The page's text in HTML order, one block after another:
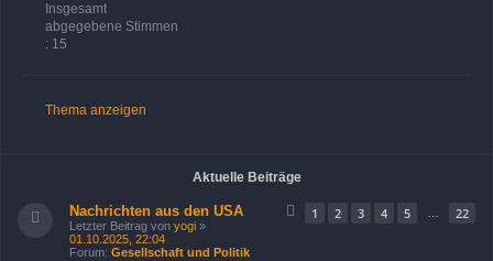
Insgesamt
abgegebene Stimmen
: 15
Thema anzeigen
Aktuelle Beiträge
Nachrichten aus den USA 1 2 3 4 5 22
Letzter Beitrag von yogi »
01.10.2025, 22:04
Forum: Gesellschaft und Politik